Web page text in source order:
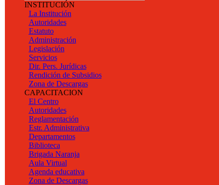
INSTITUCIÓN
La Institución
Autoridades
Estatuto
Administración
Legislación
Servicios
Dir. Pers. Jurídicas
Rendición de Subsidios
Zona de Descargas
CAPACITACION
El Centro
Autoridades
Reglamentación
Estr. Administrativa
Departamentos
Biblioteca
Brigada Naranja
Aula Virtual
Agenda educativa
Zona de Descargas